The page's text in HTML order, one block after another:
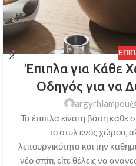
Έπιπλα για Κάθε
Οδηγός για να
Τα έπιπλα είναι η βάση κάθε
το στυλ ενός χώρου,
λειτουργικότητα και την
νέο σπίτι, είτε θέλεις να